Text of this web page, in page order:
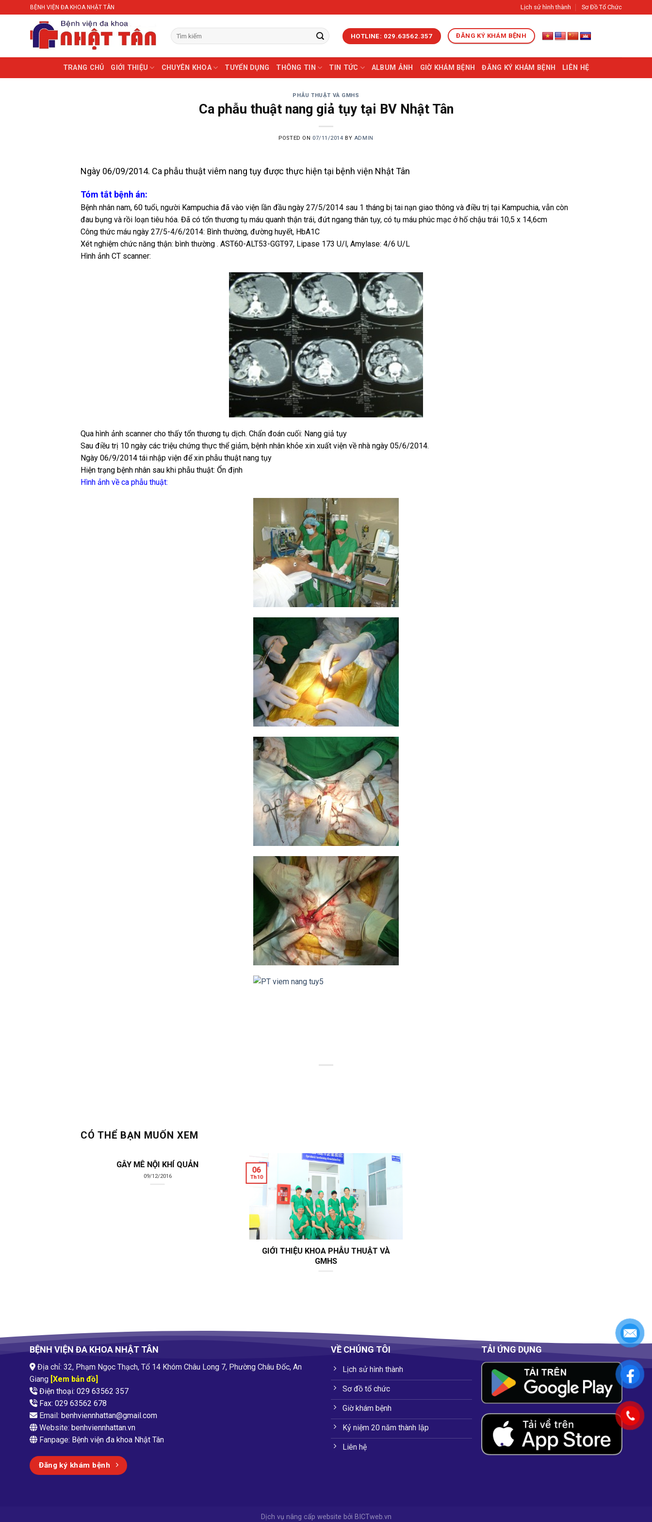
to
BỆNH VIỆN ĐA KHOA NHẬT TÂN Lịch sử hình thành Sơ Đồ Tổ Chức
HOTLINE: 029.63562.357 ĐĂNG KÝ KHÁM BỆNH
TRANG CHỦ GIỚI THIỆU CHUYÊN KHOA TUYỂN DỤNG THÔNG TIN TIN TỨC ALBUM ẢNH GIỜ KHÁM BỆNH ĐĂNG KÝ KHÁM BỆNH LIÊN HỆ
PHẪU THUẬT VÀ GMHS
Ca phẫu thuật nang giả tụy tại BV Nhật Tân
POSTED ON 07/11/2014 BY ADMIN
Ngày 06/09/2014. Ca phẫu thuật viêm nang tụy được thực hiện tại bệnh viện Nhật Tân
Tóm tắt bệnh án:
Bệnh nhân nam, 60 tuổi, người Kampuchia đã vào viện lần đầu ngày 27/5/2014 sau 1 tháng bị tai nạn giao thông và điều trị tại Kampuchia, vẫn còn
đau bụng và rồi loạn tiêu hóa. Đã có tổn thương tụ máu quanh thận trái, đứt ngang thân tụy, có tụ máu phúc mạc ở hố chậu trái 10,5 x 14,6cm
Công thức máu ngày 27/5-4/6/2014: Bình thường, đường huyết, HbA1C
Xét nghiệm chức năng thận: bình thường . AST60-ALT53-GGT97, Lipase 173 U/l, Amylase: 4/6 U/L
Hình ảnh CT scanner:
Qua hình ảnh scanner cho thấy tổn thương tụ dịch. Chẩn đoán cuối: Nang giả tụy
Sau điều trị 10 ngày các triệu chứng thực thể giảm, bệnh nhân khỏe xin xuất viện về nhà ngày 05/6/2014.
Ngày 06/9/2014 tái nhập viện để xin phẫu thuật nang tụy
Hiện trạng bệnh nhân sau khi phẫu thuật: Ổn định
Hình ảnh về ca phẫu thuật:
CÓ THỂ BẠN MUỐN XEM
GÂY MÊ NỘI KHÍ QUẢN
09/12/2016
GIỚI THIỆU KHOA PHẪU THUẬT VÀ
GMHS
06
Th10
BỆNH VIỆN ĐA KHOA NHẬT TÂN
Địa chỉ: 32, Phạm Ngọc Thạch, Tổ 14 Khóm Châu Long 7, Phường Châu Đốc, An
Giang[Xem bản đồ]
Điện thoại: 029 63562 357
Fax: 029 63562 678
Email: benhviennhattan@gmail.com
Website: benhviennhattan.vn
Fanpage: Bệnh viện đa khoa Nhật Tân
Đăng ký khám bệnh
VỀ CHÚNG TÔI
Lịch sử hình thành
Sơ đồ tổ chức
Giờ khám bệnh
Kỷ niệm 20 năm thành lập
Liên hệ
TẢI ỨNG DỤNG
Dịch vụ nâng cấp website bởi BICTweb.vn